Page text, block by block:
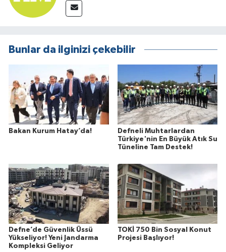
Bunlar da ilginizi çekebilir
Bakan Kurum Hatay’da!
Defneli Muhtarlardan
Türkiye'nin En Büyük Atık Su
Tüneline Tam Destek!
Defne’de Güvenlik Üssü
Yükseliyor! Yeni Jandarma
Kompleksi Geliyor
TOKİ 750 Bin Sosyal Konut
Projesi Başlıyor!